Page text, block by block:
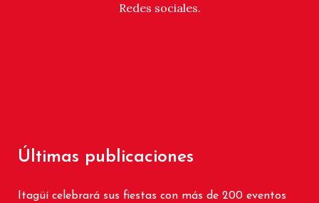
Redes sociales.
Últimas publicaciones
Itagüí celebrará sus fiestas con más de 200 eventos